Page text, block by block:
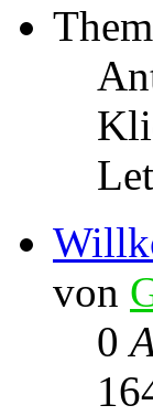
von
0